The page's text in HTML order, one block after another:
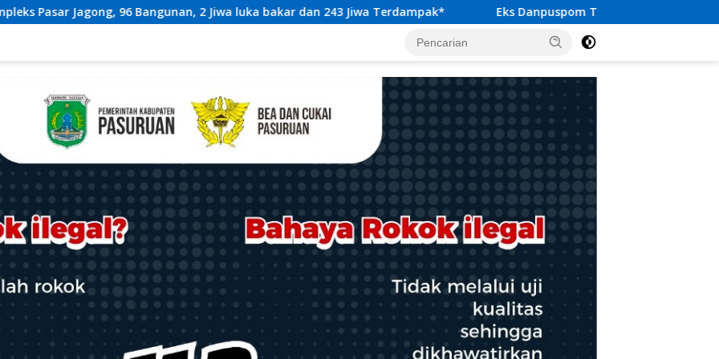
2 Jiwa luka bakar dan 243 Jiwa Terdampak* Eks Danpuspom TNI Nazali Lempo Didorong Jadi Kandidat Jaksa